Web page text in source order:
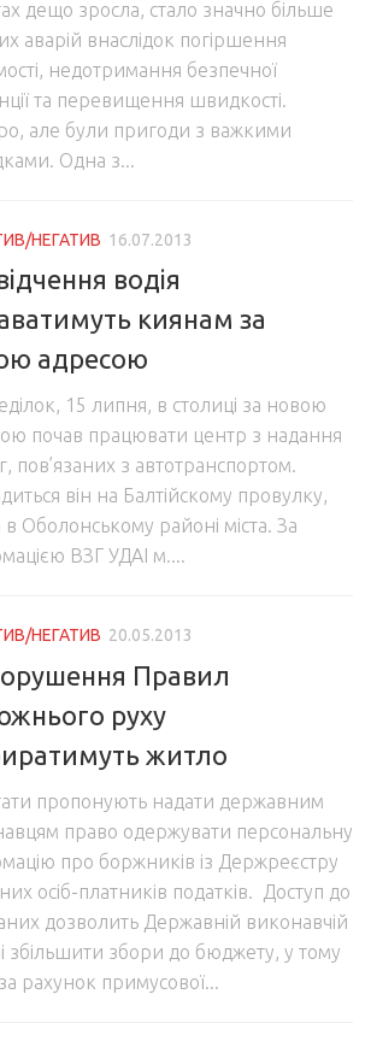
дещо зросла, стало значно більше
аварій внаслідок погіршення
недотримання безпечної
та перевищення швидкості.
але були пригоди з важкими
Одна з...
НЕГАТИВ 16.07.2013
водія
киянам за
адресою
15 липня, в столиці за новою
почав працювати центр з надання
пов’язаних з автотранспортом.
він на Балтійскому провулку,
Оболонському районі міста. За
ВЗГ УДАІ м....
НЕГАТИВ 20.05.2013
Правил
руху
житло
пропонують надати державним
право одержувати персональну
про боржників із Держреєстру
осіб-платників податків. Доступ до
дозволить Державній виконавчій
збільшити збори до бюджету, у тому
рахунок примусової...